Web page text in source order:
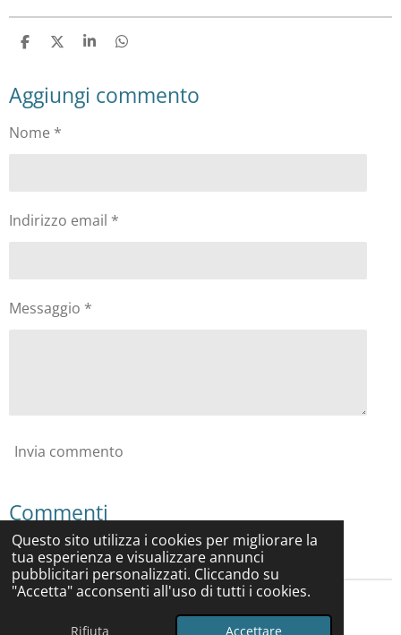
Questo sito utilizza i cookies per migliorare la
tua esperienza e visualizzare annunci
pubblicitari personalizzati. Cliccando su
"Accetta" acconsenti all'uso di tutti i cookies.
Rifiuta Accettare
C
d
i
i
C
d
i
i
C
d
i
C
d
i
Aggiungi commento
Nome *
Indirizzo email *
Messaggio *
Invia commento
Commenti
Non ci sono ancora commenti.
Webador